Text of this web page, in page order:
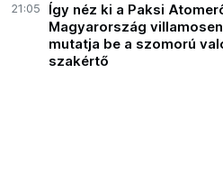
21:05
Így néz ki a Paksi
Magyarország
mutatja be a szomorú
szakértő